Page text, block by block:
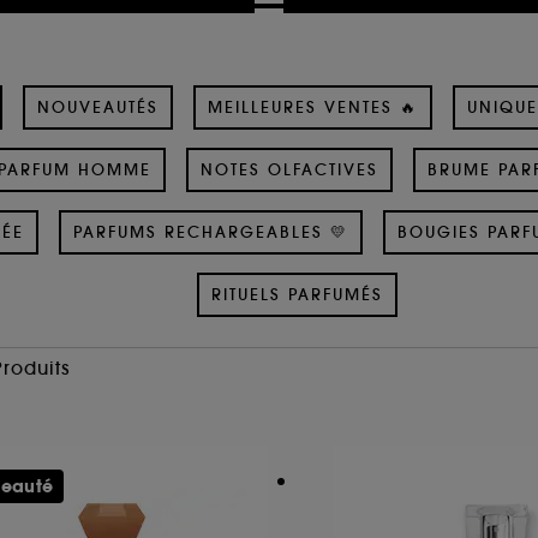
NOUVEAUTÉS MEILLEURES VENTES 🔥
HOMME NOTES OLFACTIVES BRUME
PARFUMS RECHARGEABLES 💛 BOUGIES
RITUELS PARFUMÉS